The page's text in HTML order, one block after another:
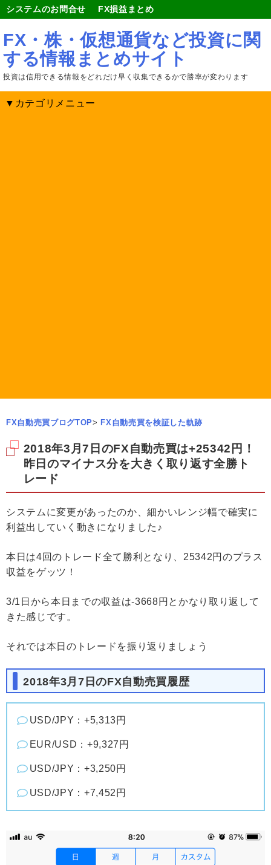
システムのお問合せ FX損益まとめ
FX・株・仮想通貨など投資に関
する情報まとめサイト
投資は信用できる情報をどれだけ早く収集できるかで勝率が変わります
▼カテゴリメニュー
FX自動売買ブログTOP> FX自動売買を検証した軌跡
2018年3月7日のFX自動売買は+25342円！
昨日のマイナス分を大きく取り返す全勝ト
レード
システムに変更があったのか、細かいレンジ幅で確実に
利益出していく動きになりました♪
本日は4回のトレード全て勝利となり、25342円のプラス
収益をゲッツ！
3/1日から本日までの収益は-3668円とかなり取り返して
きた感じです。
それでは本日のトレードを振り返りましょう
2018年3月7日のFX自動売買履歴
USD/JPY：+5,313円
EUR/USD：+9,327円
USD/JPY：+3,250円
USD/JPY：+7,452円